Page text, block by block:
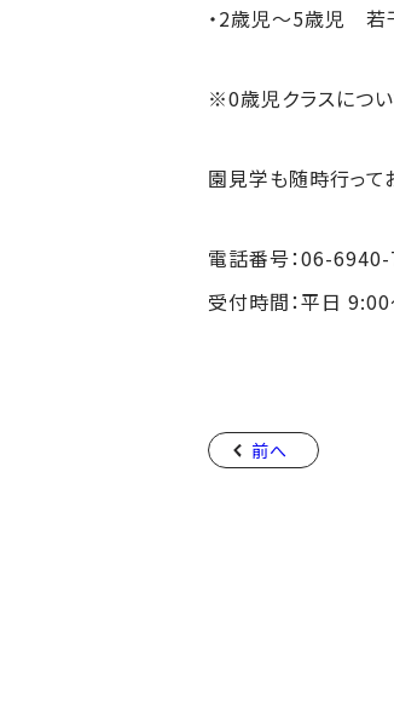
・2歳児〜5歳児 若
※0歳児クラスについ
園見学も随時行って
電話番号：06-
受付時間：平日
前へ